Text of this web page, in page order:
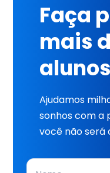
Faça
mais
alunos
Ajudamos
sonhos com a
você não será